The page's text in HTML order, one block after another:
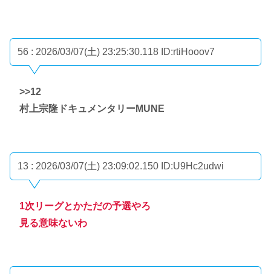
56 : 2026/03/07(土) 23:25:30.118 ID:rtiHooov7
>>12
村上宗隆ドキュメンタリーMUNE
13 : 2026/03/07(土) 23:09:02.150 ID:U9Hc2udwi
1次リーグとかただの予選やろ
見る意味ないわ